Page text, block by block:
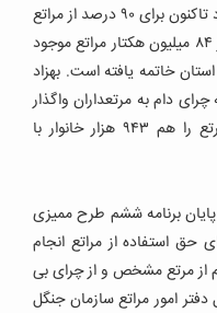
طرح ممیزی نیز که از سال ۸۴ شروع شده بود تاکنون برای ۹۰ درصد از مراتع
کشور انجام شده است. وی توضیح داد: از از ۸۴ میلیون هکتار مراتع موجود
کشور ، ممیزی در ۷۷ میلیون هکتار و ۲۸ استان خاتمه یافته است. بهزاد
۳۰۴ هزار پروانه چرای دام به مرتعداران واگذار
شد. وی آمار بهره برداران از این میزان مرتع را هم ۹۴۳ هزار خانوار با
پایان برنامه ششم طرح ممیزی
حق استفاده از مراتع انجام
از مرتع مشخص و از چرای بی
امور مراتع سازمان جنگل